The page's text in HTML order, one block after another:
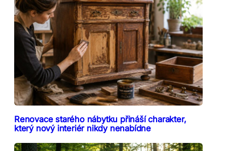
Renovace starého nábytku přináší charakter,
který nový interiér nikdy nenabídne